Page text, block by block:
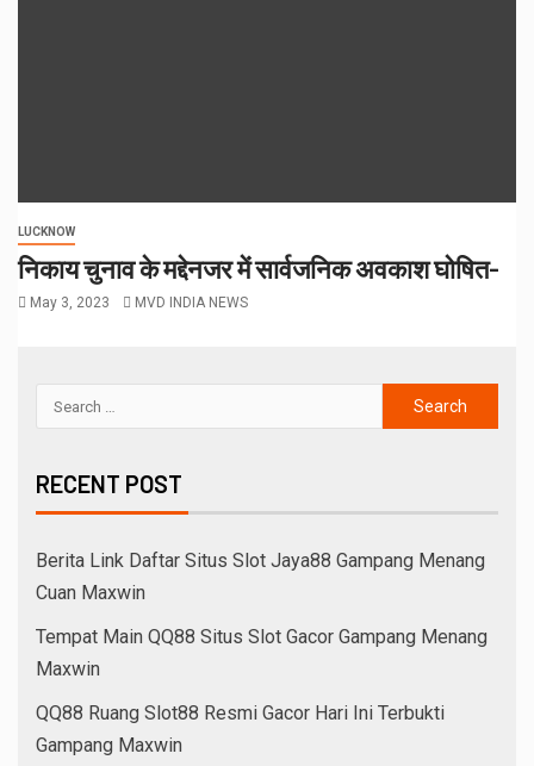
LUCKNOW
निकाय चुनाव के मद्देनजर में सार्वजनिक अवकाश घोषित-
May 3, 2023 MVD INDIA NEWS
RECENT POST
Berita Link Daftar Situs Slot Jaya88 Gampang Menang
Cuan Maxwin
Tempat Main QQ88 Situs Slot Gacor Gampang Menang
Maxwin
QQ88 Ruang Slot88 Resmi Gacor Hari Ini Terbukti
Gampang Maxwin